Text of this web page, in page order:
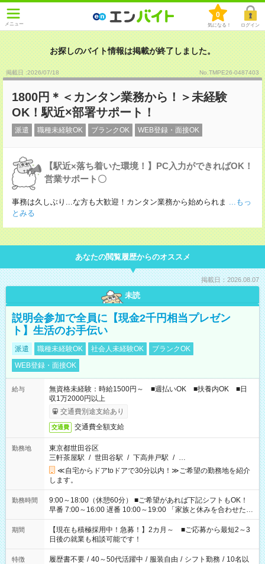
メニュー
0
気になる！ ログイン
お探しのバイト情報は掲載が終了しました。
掲載日 :2026/07/18 No.TMPE26-0487403
1800円＊＜カンタン業務から！＞未経験
OK！駅近×部署サポート！
派遣 職種未経験OK ブランクOK WEB登録・面接OK
【駅近×落ち着いた環境！】PC入力ができればOK！
営業サポート〇
事務は久しぶり...な方も大歓迎！カンタン業務から始められま ...もっ
とみる
あなたの閲覧履歴からのオススメ
掲載日：2026.08.07
未読
説明会参加で全員に【現金2千円相当プレゼン
ト】生活のお手伝い
派遣 職種未経験OK 社会人未経験OK
ブランクOK
WEB登録・面接OK
給与
無資格未経験：時給1500円～ ■週払いOK ■扶養内OK ■日
収1万2000円以上
交通費別途支給あり
交通費 交通費全額支給
勤務地
東京都世田谷区
三軒茶屋駅 / 世田谷駅 / 下高井戸駅 / …
≪自宅からドアtoドアで30分以内！≫ご希望の勤務地を紹介
します。
勤務時間
9:00～18:00（休憩60分） ■ご希望があれば下記シフトもOK！
早番 7:00～16:00 遅番 10:00～19:00 「家族と休みを合わせた
い」 「余裕を持って夕飯の準備がしたい」 「できれば残業はし
たくない」 など、ご希望を教えてくださいね。 ※Wワーク希望
の方へ 今ご覧のお仕事で希望する勤務時間と、もう1つのお仕事
の勤務時間。 合計で週40時間を超える場合は応募できません。
期間
【現在も積極採用中！急募！】2カ月～ ■ご応募から最短2～3
日後の就業も相談可能です！
特徴 履歴書不要 / 40～50代活躍中 / 服装自由 / シフト勤務 / 10名以